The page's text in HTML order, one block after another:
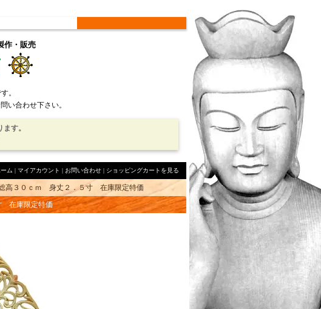
作・販売
。
い合わせ下さい。
す。
ム | マイアカウント | お問い合わせ | ショッピングカートを見る
３０ｃｍ 身丈２．５寸 在庫限定特価
在庫限定特価